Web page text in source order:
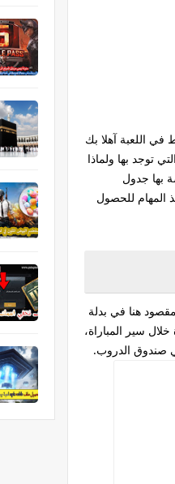
في اللعبة آهلا بك
توجد بها ولماذا
بها جدول
المهام للحصول
هنا في بدلة
سير المباراة،
صندوق الدروب.